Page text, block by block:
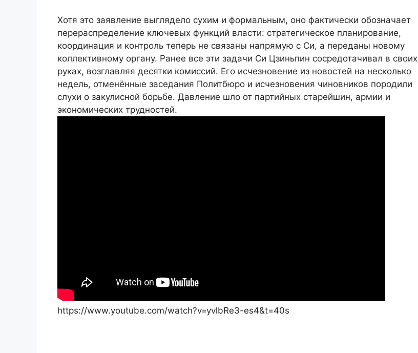
Хотя это заявление выглядело сухим и формальным, оно фактически обозначает
перераспределение ключевых функций власти: стратегическое планирование,
координация и контроль теперь не связаны напрямую с Си, а переданы новому
коллективному органу. Ранее все эти задачи Си Цзиньпин сосредотачивал в своих
руках, возглавляя десятки комиссий. Его исчезновение из новостей на несколько
недель, отменённые заседания Политбюро и исчезновения чиновников породили
слухи о закулисной борьбе. Давление шло от партийных старейшин, армии и
экономических трудностей.
https://www.youtube.com/watch?v=yvlbRe3-es4&t=40s